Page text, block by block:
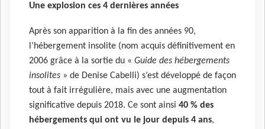
Une explosion ces 4 dernières années
Après son apparition à la fin des années 90,
l’hébergement insolite (nom acquis définitivement en
2006 grâce à la sortie du « Guide des hébergements
insolites » de Denise Cabelli) s’est développé de façon
tout à fait irrégulière, mais avec une augmentation
significative depuis 2018. Ce sont ainsi 40 % des
hébergements qui ont vu le jour depuis 4 ans,